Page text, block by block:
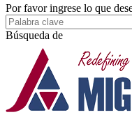
Por favor ingrese lo que
Búsqueda de